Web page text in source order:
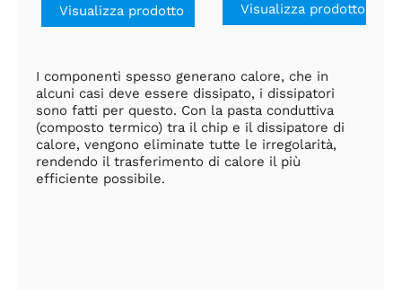
Visualizza prodotto Visualizza prodotto
I componenti spesso generano calore, che in
alcuni casi deve essere dissipato, i dissipatori
sono fatti per questo. Con la pasta conduttiva
(composto termico) tra il chip e il dissipatore di
calore, vengono eliminate tutte le irregolarità,
rendendo il trasferimento di calore il più
efficiente possibile.